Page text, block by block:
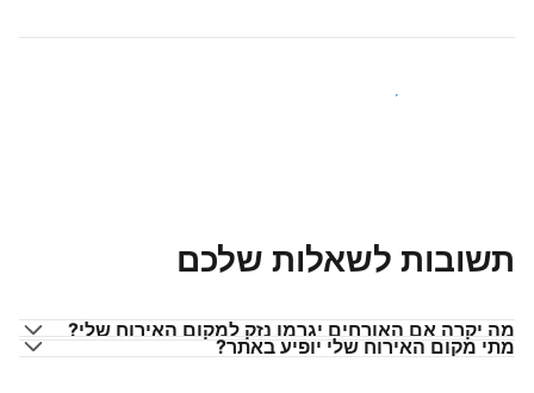
הצטרפו למארחים כמוכם
תשובות לשאלות שלכם
מה יקרה אם האורחים יגרמו נזק למקום האירוח שלי?
מתי מקום האירוח שלי יופיע באתר?